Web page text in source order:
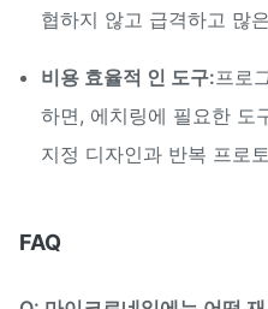
협하지 않고 급격하고 많
비용 효율적 인 도구:프로
하면, 에치링에 필요한 도
지정 디자인과 반복 프로
FAQ